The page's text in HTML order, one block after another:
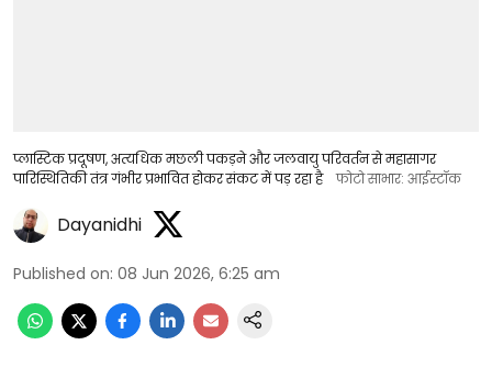
प्लास्टिक प्रदूषण, अत्यधिक मछली पकड़ने और जलवायु परिवर्तन से महासागर
पारिस्थितिकी तंत्र गंभीर प्रभावित होकर संकट में पड़ रहा है
फोटो साभार: आईस्टॉक
Dayanidhi
Published on: 08 Jun 2026, 6:25 am